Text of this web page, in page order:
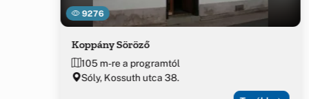
9276
Koppány Söröző
105 m-re a programtól
Sóly, Kossuth utca 38.